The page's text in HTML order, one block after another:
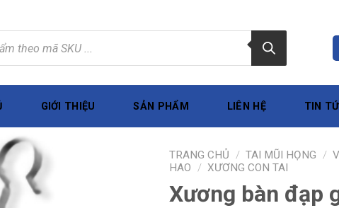
GIỚI THIỆU SẢN PHẨM LIÊN HỆ TIN
TRANG CHỦ / TAI MŨI HỌNG /
HAO / XƯƠNG CON TAI
Xương bàn đạp